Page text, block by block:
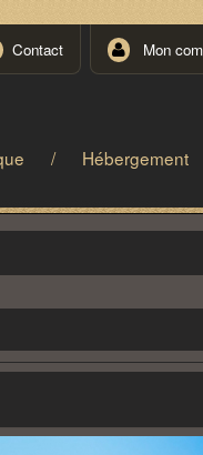
Mon
Contact
/ Hébergement